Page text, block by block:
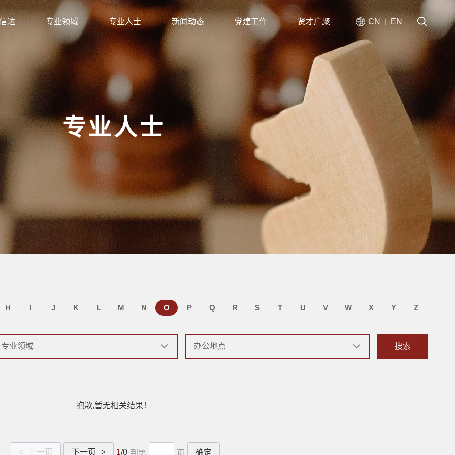
达 专业领域 专业人士 新闻动态 党建工作 贤才广聚 CN |EN
专业人士
H I J K L M N O P Q R S T U V W X Y Z
搜索
抱歉,暂无相关结果！
< 上一页 下一页 > 1/0 到第 页 确定